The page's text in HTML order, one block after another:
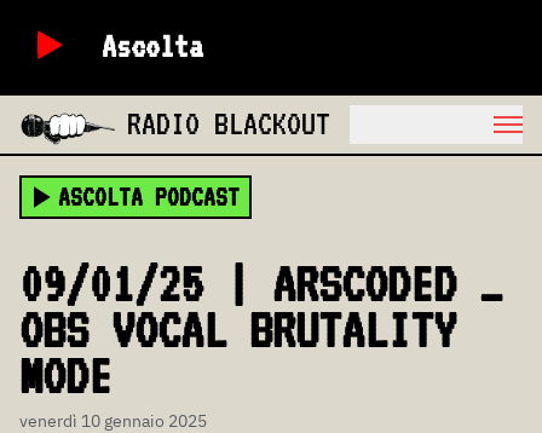
Ascolta
RADIO BLACKOUT
ASCOLTA PODCAST
09/01/25 | ARSCODED _
OBS VOCAL BRUTALITY
MODE
venerdì 10 gennaio 2025